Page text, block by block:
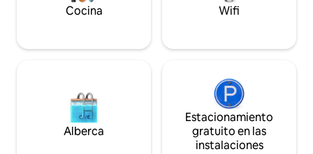
Cocina Wifi
Alberca
Estacionamiento
gratuito en las
instalaciones